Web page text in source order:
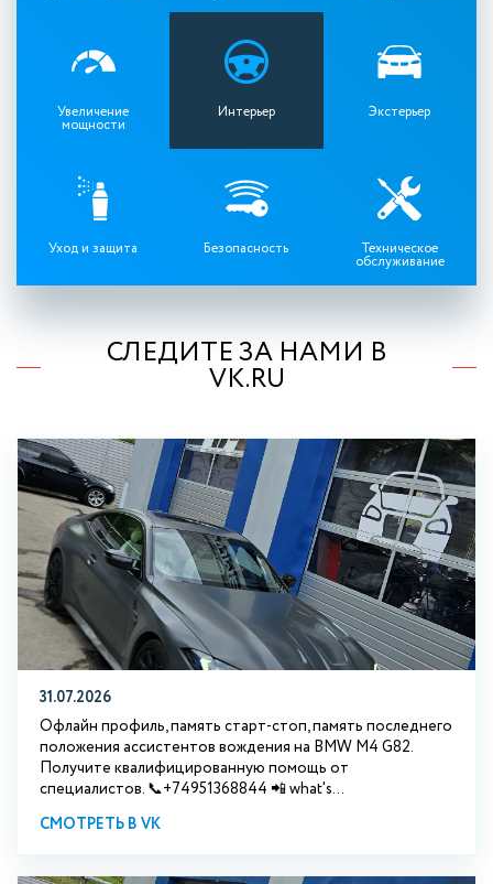
Увеличение
мощности
Интерьер Экстерьер
Уход и защита Безопасность Техническое
обслуживание
СЛЕДИТЕ ЗА НАМИ В
VK.RU
31.07.2026
Офлайн профиль, память старт-стоп, память последнего
положения ассистентов вождения на BMW М4 G82.
Получите квалифицированную помощь от
специалистов. 📞+74951368844 📲 what's...
СМОТРЕТЬ В VK